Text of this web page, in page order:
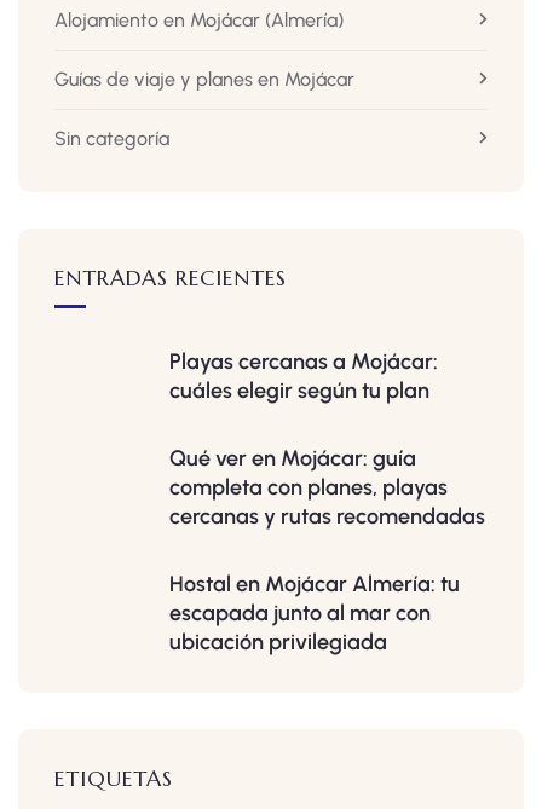
Alojamiento en Mojácar (Almería)
Guías de viaje y planes en Mojácar
Sin categoría
ENTRADAS RECIENTES
Playas cercanas a Mojácar:
cuáles elegir según tu plan
Qué ver en Mojácar: guía
completa con planes, playas
cercanas y rutas recomendadas
Hostal en Mojácar Almería: tu
escapada junto al mar con
ubicación privilegiada
ETIQUETAS